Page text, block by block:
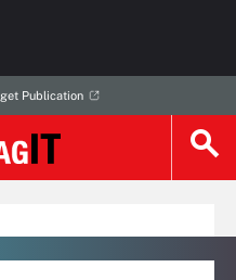
Publication